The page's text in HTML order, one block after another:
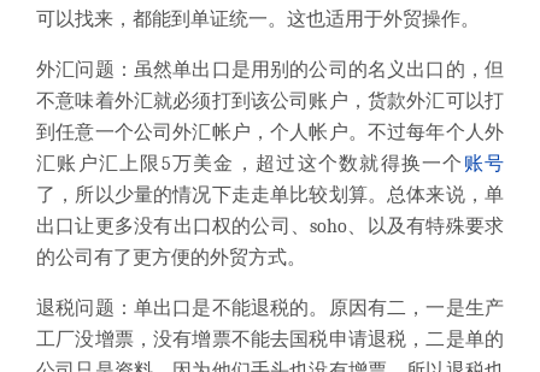
可以找来，都能到单证统一。这也适用于外贸操作。
外汇问题：虽然单出口是用别的公司的名义出口的，但
不意味着外汇就必须打到该公司账户，货款外汇可以打
到任意一个公司外汇帐户，个人帐户。不过每年个人外
汇账户汇上限5万美金，超过这个数就得换一个 账号
了，所以少量的情况下走走单比较划算。总体来说，单
出口让更多没有出口权的公司、soho、以及有特殊要求
的公司有了更方便的外贸方式。
退税问题：单出口是不能退税的。原因有二，一是生产
工厂没增票，没有增票不能去国税申请退税，二是单的